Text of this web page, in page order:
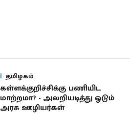
தமிழகம்
கள்ளக்குறிச்சிக்கு பணியிட
மாற்றமா? - அலறியடித்து ஓடும்
அரசு ஊழியர்கள்